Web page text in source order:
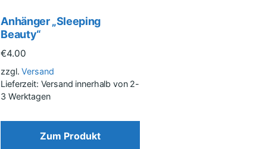
Anhänger „Sleeping
Beauty“
€4.00
zzgl.Versand
Lieferzeit: Versand innerhalb von 2-
3 Werktagen
Zum Produkt